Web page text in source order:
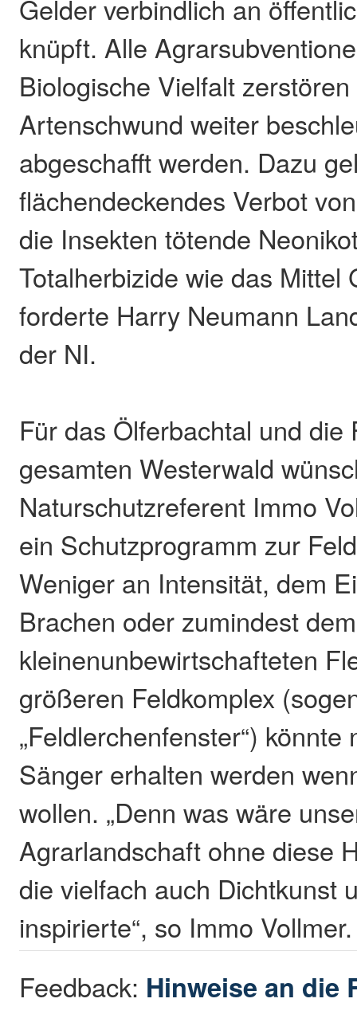
Gelder verbindlich an
knüpft. Alle
Biologische Vielfalt
Artenschwund weiter
abgeschafft werden. Dazu
flächendeckendes Verbot
die Insekten tötende
Totalherbizide wie das Mittel
forderte Harry Neumann
der NI.
Für das Ölferbachtal und die
gesamten Westerwald
Naturschutzreferent Immo
ein Schutzprogramm zur
Weniger an Intensität, dem
Brachen oder zumindest
kleinenunbewirtschafteten
größeren Feldkomplex
„Feldlerchenfenster“)
Sänger erhalten werden
wollen. „Denn was wäre
Agrarlandschaft ohne diese
die vielfach auch Dichtkunst
inspirierte“, so Immo
Feedback: Hinweise an die